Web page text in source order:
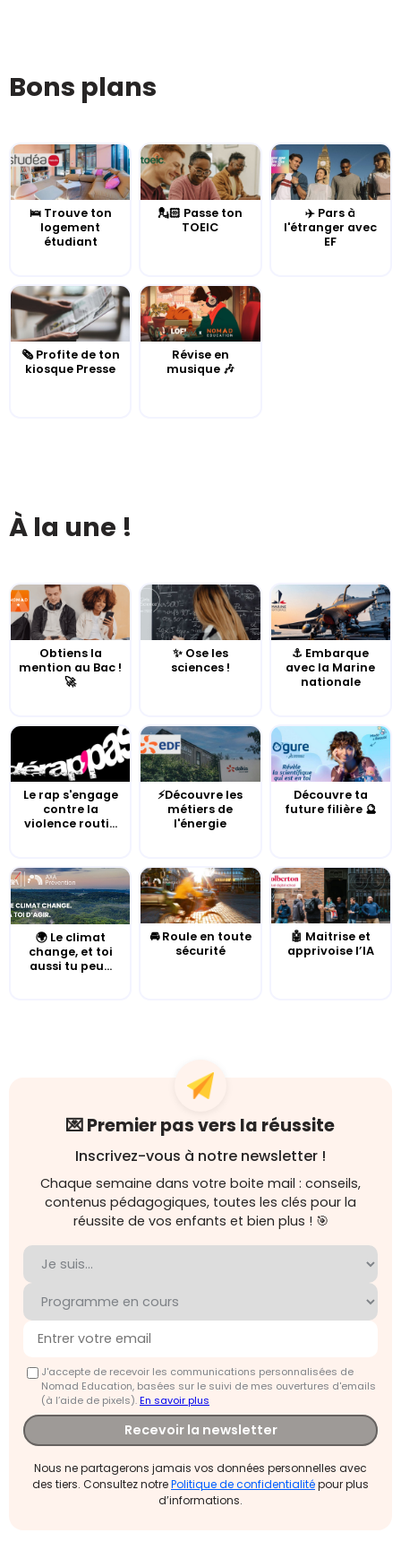
Bons plans
🛌 Trouve ton
logement
étudiant
💂🏻 Passe ton
TOEIC
✈️ Pars à
l'étranger avec
EF
🗞️ Profite de ton
kiosque Presse
Révise en
musique 🎶
À la une !
Obtiens la
mention au Bac !
🚀
✨ Ose les
sciences !
⚓️ Embarque
avec la Marine
nationale
Le rap s'engage
contre la
violence routi...
⚡Découvre les
métiers de
l'énergie
Découvre ta
future filière 🔮
🌍 Le climat
change, et toi
aussi tu peu...
🚘 Roule en toute
sécurité
🤖 Maitrise et
apprivoise l’IA
💌 Premier pas vers la réussite
Inscrivez-vous à notre newsletter !
Chaque semaine dans votre boite mail : conseils,
contenus pédagogiques, toutes les clés pour la
réussite de vos enfants et bien plus ! 🎯
J'accepte de recevoir les communications personnalisées de
Nomad Education, basées sur le suivi de mes ouvertures d'emails
(à l’aide de pixels).En savoir plus
Recevoir la newsletter
Nous ne partagerons jamais vos données personnelles avec
des tiers. Consultez notrePolitique de confidentialitépour plus
d’informations.